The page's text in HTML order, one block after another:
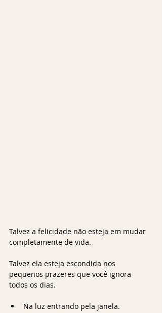
Talvez a felicidade não esteja em mudar
completamente de vida.
Talvez ela esteja escondida nos
pequenos prazeres que você ignora
todos os dias.
Na luz entrando pela janela.